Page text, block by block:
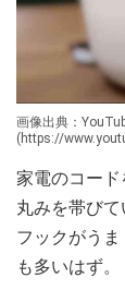
画像出典：
(https://
家電のコード
丸みを帯びて
フックがう
も多いはず。